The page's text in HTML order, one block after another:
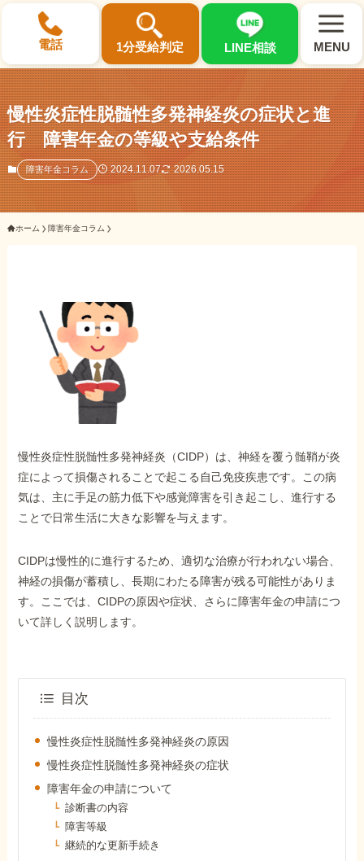
電話 1分受給判定 LINE相談 MENU
×
選ばれる3つの理由
初回相談料0円・受給後報酬型
サポート料金について
ご相談事例をみる
外出困難でもOK
非対面で申請できる
障害年金の基礎知識
障害年金の金額
障害年金コラム
お知らせ
事務所について
慢性炎症性脱髄性多発神経炎の症状と進
行 障害年金の等級や支給条件
障害年金コラム 2024.11.07 2026.05.15
ホーム 障害年金コラム
慢性炎症性脱髄性多発神経炎（CIDP）は、神経を覆う髄鞘が炎
症によって損傷されることで起こる自己免疫疾患です。この病
気は、主に手足の筋力低下や感覚障害を引き起こし、進行する
ことで日常生活に大きな影響を与えます。
CIDPは慢性的に進行するため、適切な治療が行われない場合、
神経の損傷が蓄積し、長期にわたる障害が残る可能性がありま
す。ここでは、CIDPの原因や症状、さらに障害年金の申請につ
いて詳しく説明します。
目次
慢性炎症性脱髄性多発神経炎の原因
慢性炎症性脱髄性多発神経炎の症状
障害年金の申請について
診断書の内容
障害等級
継続的な更新手続き